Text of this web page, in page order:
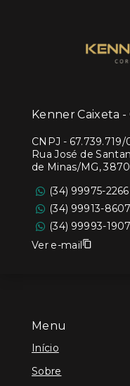
Menu
Início
Sobre
Kenner Caixeta
CNPJ - 67.739.719/
Rua José de
de Minas/MG,
(34) 99975-2266
(34) 99913-8607
(34) 99993-1907
Ver e-mail